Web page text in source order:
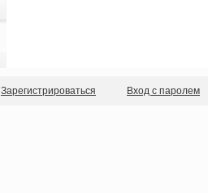
Зарегистрироваться Вход с паролем